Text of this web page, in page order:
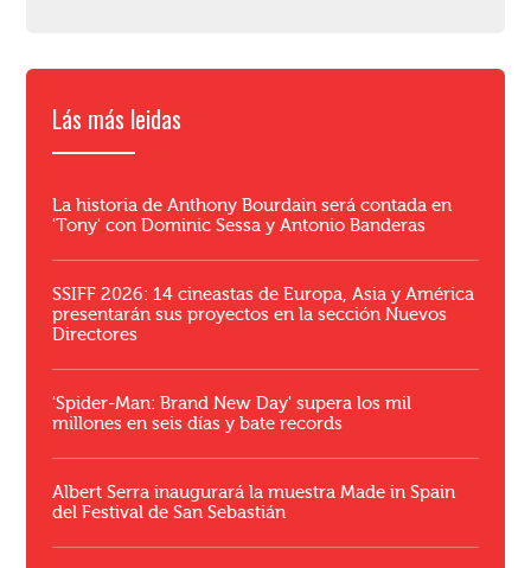
Lás más leidas
La historia de Anthony Bourdain será contada en
'Tony' con Dominic Sessa y Antonio Banderas
SSIFF 2026: 14 cineastas de Europa, Asia y América
presentarán sus proyectos en la sección Nuevos
Directores
'Spider-Man: Brand New Day' supera los mil
millones en seis días y bate records
Albert Serra inaugurará la muestra Made in Spain
del Festival de San Sebastián